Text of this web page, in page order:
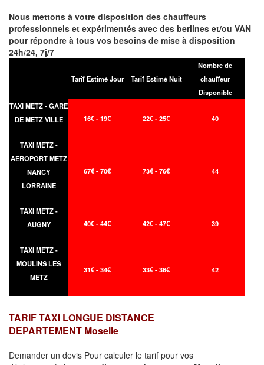
Nous mettons à votre disposition des chauffeurs
professionnels et expérimentés avec des berlines et/ou VAN
pour répondre à tous vos besoins de mise à disposition
24h/24, 7j/7
Tarif Estimé Jour Tarif Estimé Nuit
Nombre de
chauffeur
Disponible
TAXI METZ - GARE
DE METZ VILLE
16€ - 19€ 22€ - 25€ 40
TAXI METZ -
AEROPORT METZ
NANCY
LORRAINE
67€ - 70€ 73€ - 76€ 44
TAXI METZ -
AUGNY
40€ - 44€ 42€ - 47€ 39
TAXI METZ -
MOULINS LES
METZ
31€ - 34€ 33€ - 36€ 42
TARIF TAXI LONGUE DISTANCE
DEPARTEMENT Moselle
Demander un devis Pour calculer le tarif pour vos